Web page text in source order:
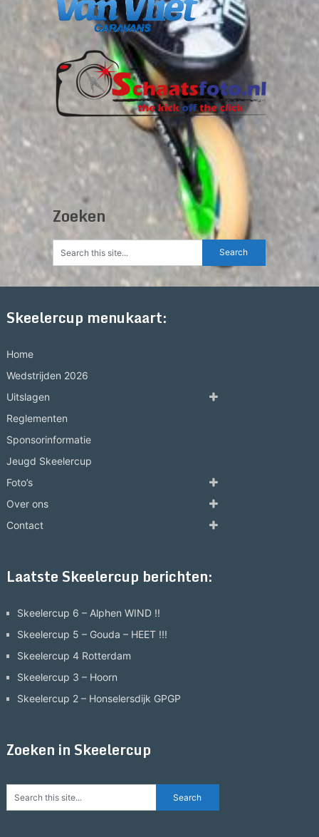
Zoeken
Skeelercup menukaart:
Home
Wedstrijden 2026
Uitslagen
Reglementen
Sponsorinformatie
Jeugd Skeelercup
Foto’s
Over ons
Contact
Laatste Skeelercup berichten:
Skeelercup 6 – Alphen WIND !!
Skeelercup 5 – Gouda – HEET !!!
Skeelercup 4 Rotterdam
Skeelercup 3 – Hoorn
Skeelercup 2 – Honselersdijk GPGP
Zoeken in Skeelercup